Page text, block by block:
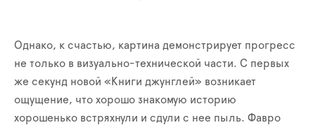
Однако, к счастью, картина демонстрирует прогресс
не только в визуально-технической части. С первых
же секунд новой «Книги джунглей» возникает
ощущение, что хорошо знакомую историю
хорошенько встряхнули и сдули с нее пыль. Фавро